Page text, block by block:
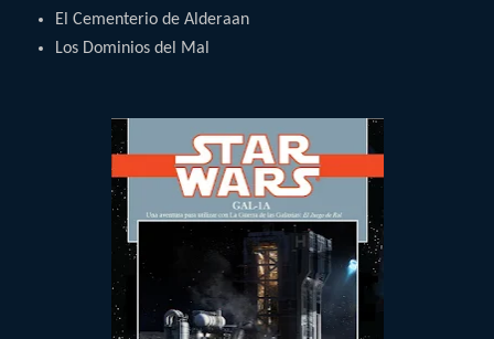
El Cementerio de Alderaan
Los Dominios del Mal